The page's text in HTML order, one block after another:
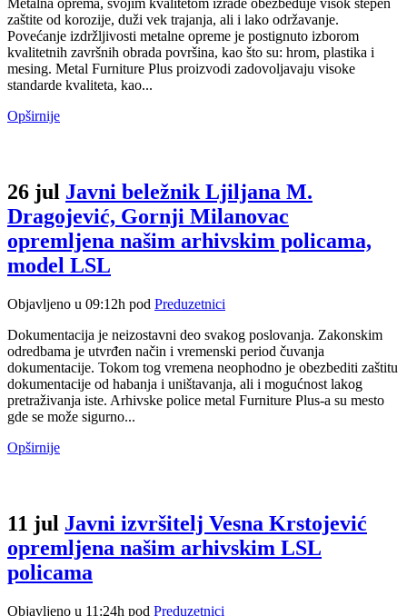
zaštite od korozije, duži vek trajanja, ali i lako održavanje.
Povećanje izdržljivosti metalne opreme je postignuto izborom
kvalitetnih završnih obrada površina, kao što su: hrom, plastika i
mesing. Metal Furniture Plus proizvodi zadovoljavaju visoke
standarde kvaliteta, kao...
Opširnije
26 jul Javni beležnik Ljiljana M.
Dragojević, Gornji Milanovac
opremljena našim arhivskim policama,
model LSL
Objavljeno u 09:12h pod Preduzetnici
Dokumentacija je neizostavni deo svakog poslovanja. Zakonskim
odredbama je utvrđen način i vremenski period čuvanja
dokumentacije. Tokom tog vremena neophodno je obezbediti zaštitu
dokumentacije od habanja i uništavanja, ali i mogućnost lakog
pretraživanja iste. Arhivske police metal Furniture Plus-a su mesto
gde se može sigurno...
Opširnije
11 jul Javni izvršitelj Vesna Krstojević
opremljena našim arhivskim LSL
policama
Objavljeno u 11:24h pod Preduzetnici